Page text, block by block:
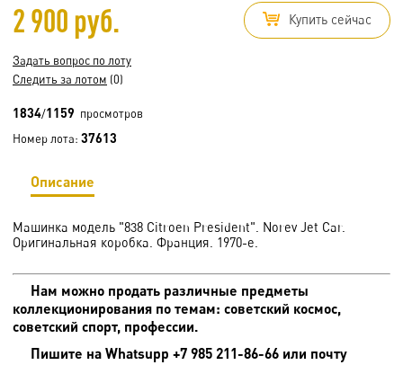
2 900 руб. Купить сейчас
Задать вопрос по лоту
Следить за лотом (0)
1834/1159 просмотров
Номер лота: 37613
Описание
Машинка модель "838 Citroen President". Norev Jet Car.
Оригинальная коробка. Франция. 1970-е.
Нам можно продать различные предметы
коллекционирования по темам: советский космос,
советский спорт, профессии.
Пишите на Whatsupp +7 985 211-86-66 или почту